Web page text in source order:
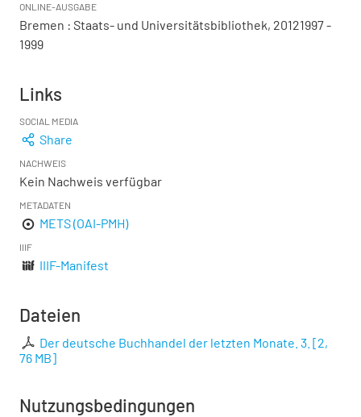
ONLINE-AUSGABE
Bremen : Staats- und Universitätsbibliothek, 20121997 -
1999
Links
SOCIAL MEDIA
Share
NACHWEIS
Kein Nachweis verfügbar
METADATEN
METS (OAI-PMH)
IIIF
IIIF-Manifest
Dateien
Der deutsche Buchhandel der letzten Monate. 3. [2,
76 MB]
Nutzungsbedingungen